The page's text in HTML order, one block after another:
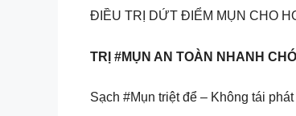
ĐIỀU TRỊ DỨT ĐIỂM MỤN CHO
TRỊ #MỤN AN TOÀN NHANH
Sạch #Mụn triệt để – Không tái phát